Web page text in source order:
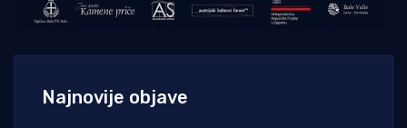
Najnovije objave